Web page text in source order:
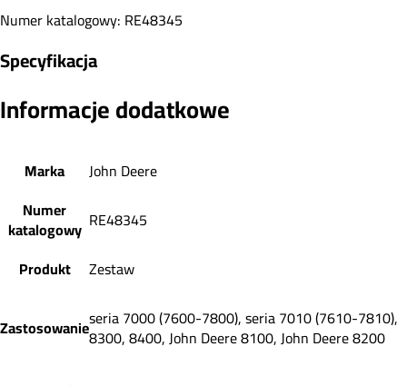
Numer katalogowy: RE48345
Specyfikacja
Informacje dodatkowe
Marka
John Deere
Numer
katalogowy RE48345
Produkt
Zestaw
Zastosowanieseria 7000 (7600-7800), seria 7010 (7610-7810),
8300, 8400, John Deere 8100, John Deere 8200